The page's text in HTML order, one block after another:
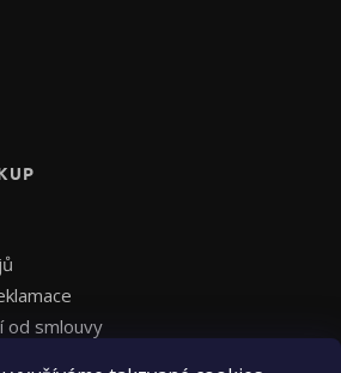
od smlouvy